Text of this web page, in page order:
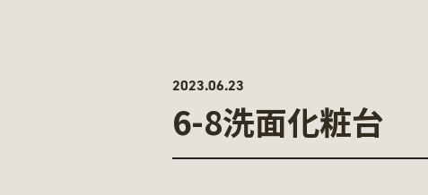
2023.06.23
6-8洗面化粧台